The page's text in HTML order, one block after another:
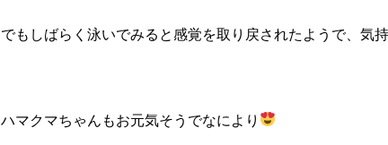
でもしばらく泳いでみると感覚を取り戻されたようで、気
ハマクマちゃんもお元気そうでなにより